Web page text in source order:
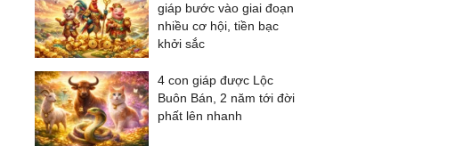
giáp bước vào giai đoạn
nhiều cơ hội, tiền bạc
khởi sắc
4 con giáp được Lộc
Buôn Bán, 2 năm tới đời
phất lên nhanh